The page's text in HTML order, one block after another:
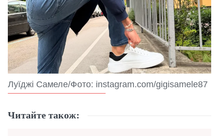
Луїджі Самеле/Фото: instagram.com/gigisamele87
Читайте також: